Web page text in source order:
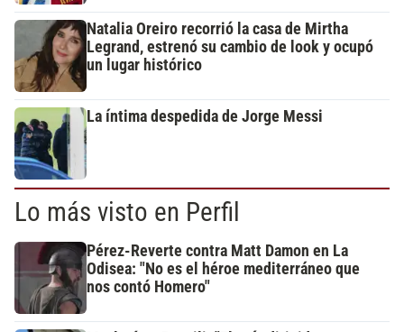
Natalia Oreiro recorrió la casa de Mirtha
Legrand, estrenó su cambio de look y ocupó
un lugar histórico
La íntima despedida de Jorge Messi
Lo más visto en Perfil
Pérez-Reverte contra Matt Damon en La
Odisea: "No es el héroe mediterráneo que
nos contó Homero"